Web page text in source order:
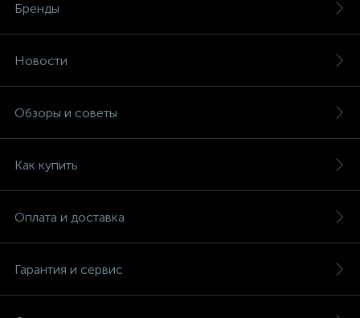
Бренды
Новости
Обзоры и советы
Как купить
Оплата и доставка
Гарантия и сервис